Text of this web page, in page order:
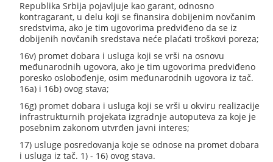
Republika Srbija pojavljuje kao garant, odnosno
kontragarant, u delu koji se finansira dobijenim novčanim
sredstvima, ako je tim ugovorima predviđeno da se iz
dobijenih novčanih sredstava neće plaćati troškovi poreza;
16v) promet dobara i usluga koji se vrši na osnovu
međunarodnih ugovora, ako je tim ugovorima predviđeno
poresko oslobođenje, osim međunarodnih ugovora iz tač.
16a) i 16b) ovog stava;
16g) promet dobara i usluga koji se vrši u okviru realizacije
infrastrukturnih projekata izgradnje autoputeva za koje je
posebnim zakonom utvrđen javni interes;
17) usluge posredovanja koje se odnose na promet dobara
i usluga iz tač. 1) - 16) ovog stava.